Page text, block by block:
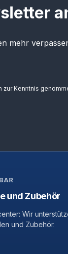
mehr
zur Kenntnis
und Zubehör
Wir
und Zubehör.